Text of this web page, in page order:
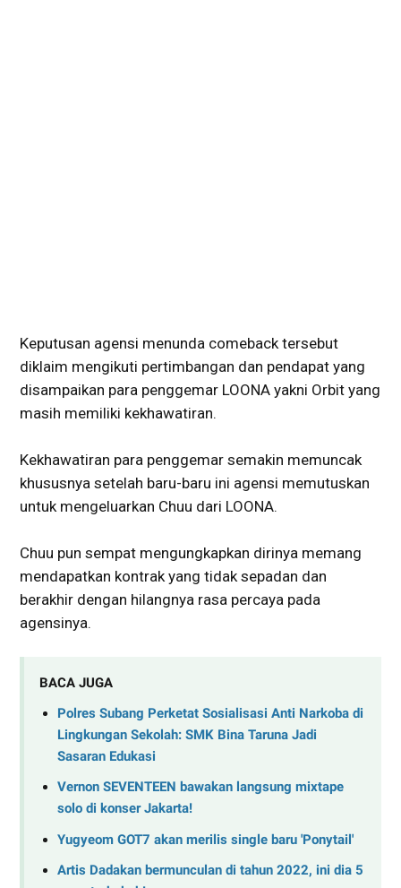
Keputusan agensi menunda comeback tersebut
diklaim mengikuti pertimbangan dan pendapat yang
disampaikan para penggemar LOONA yakni Orbit yang
masih memiliki kekhawatiran.
Kekhawatiran para penggemar semakin memuncak
khususnya setelah baru-baru ini agensi memutuskan
untuk mengeluarkan Chuu dari LOONA.
Chuu pun sempat mengungkapkan dirinya memang
mendapatkan kontrak yang tidak sepadan dan
berakhir dengan hilangnya rasa percaya pada
agensinya.
BACA JUGA
Polres Subang Perketat Sosialisasi Anti Narkoba di
Lingkungan Sekolah: SMK Bina Taruna Jadi
Sasaran Edukasi
Vernon SEVENTEEN bawakan langsung mixtape
solo di konser Jakarta!
Yugyeom GOT7 akan merilis single baru 'Ponytail'
Artis Dadakan bermunculan di tahun 2022, ini dia 5